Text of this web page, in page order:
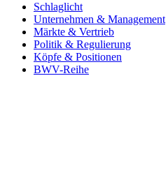
Schlaglicht
Unternehmen & Management
Märkte & Vertrieb
Politik & Regulierung
Köpfe & Positionen
BWV-Reihe